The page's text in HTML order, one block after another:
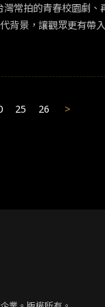
、線上線下媒體或
灣常拍的青春校園劇
偉人，電影內容一定會帶入
25 26 >